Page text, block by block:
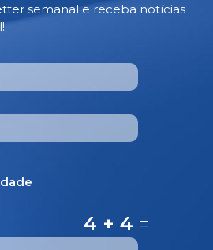
semanal e receba notícias
4 + 4 =